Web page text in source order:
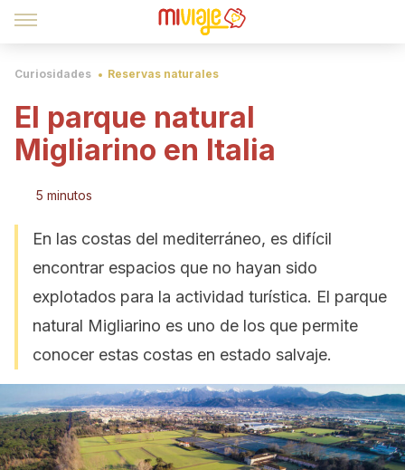
Curiosidades Reservas naturales
El parque natural
Migliarino en Italia
5 minutos
En las costas del mediterráneo, es difícil
encontrar espacios que no hayan sido
explotados para la actividad turística. El parque
natural Migliarino es uno de los que permite
conocer estas costas en estado salvaje.